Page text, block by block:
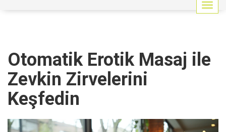
G
e
m
e
Otomatik Erotik Masaj ile
Zevkin Zirvelerini
Keşfedin